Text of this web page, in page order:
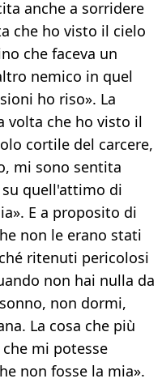
anche a sorridere
che ho visto il cielo
che faceva un
nemico in quel
ho riso». La
volta che ho visto il
cortile del carcere,
mi sono sentita
quell'attimo di
E a proposito di
non le erano stati
ritenuti pericolosi
non hai nulla da
non dormi,
La cosa che più
mi potesse
non fosse la mia».